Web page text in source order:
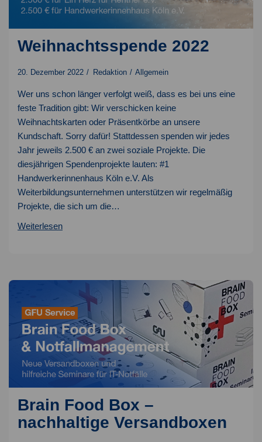
Weihnachtsspende 2022
20. Dezember 2022 Redaktion Allgemein
Wer uns schon länger verfolgt weiß, dass es bei uns eine
feste Tradition gibt: Wir verschicken keine
Weihnachtskarten oder Präsentkörbe an unsere
Kundschaft. Sorry dafür! Stattdessen spenden wir jedes
Jahr jeweils 2.500 € an zwei soziale Projekte. Die
diesjährigen Spendenprojekte lauten: #1
Handwerkerinnenhaus Köln e.V. Als
Weiterbildungsunternehmen unterstützen wir regelmäßig
Projekte, die sich um die…
WeiterlesenWeihnachtsspende
Brain Food Box –
nachhaltige Versandboxen